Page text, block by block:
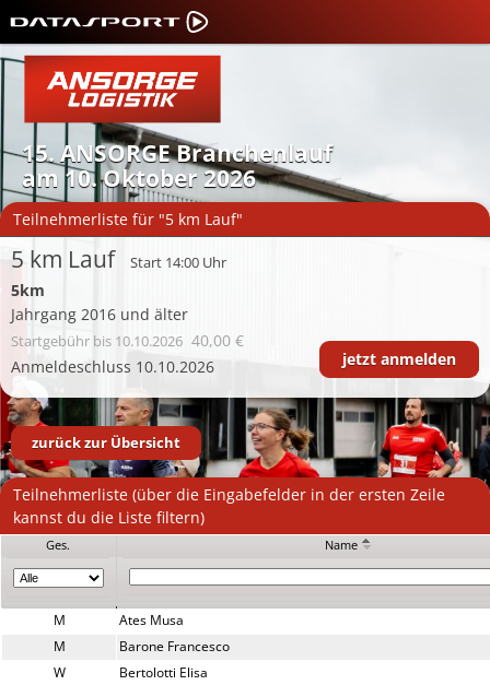
15. ANSORGE Branchenlauf
am 10. Oktober 2026
Teilnehmerliste für "5 km Lauf"
5 km Lauf Start 14:00 Uhr
5km
Jahrgang 2016 und älter
Startgebühr bis 10.10.2026 40,00 €
Anmeldeschluss 10.10.2026
jetzt anmelden
zurück zur Übersicht
Teilnehmerliste (über die Eingabefelder in der ersten Zeile
kannst du die Liste filtern)
Ges. Name
M
Ates Musa
M
Barone Francesco
W
Bertolotti Elisa